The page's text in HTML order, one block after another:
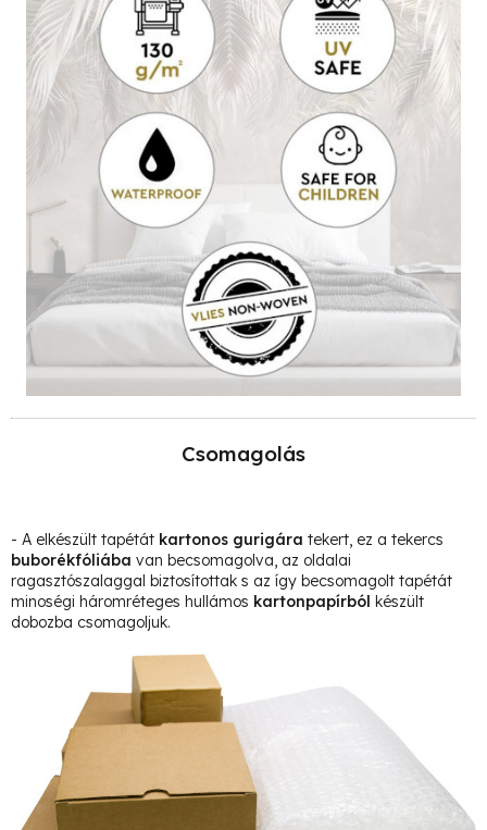
Csomagolás
- A elkészült tapétát kartonos gurigára tekert, ez a tekercs
buborékfóliába van becsomagolva, az oldalai
ragasztószalaggal biztosítottak s az így becsomagolt tapétát
minoségi háromréteges hullámos kartonpapírból készült
dobozba csomagoljuk.